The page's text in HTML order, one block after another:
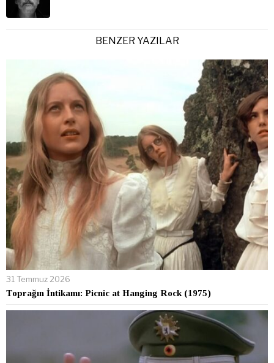
BENZER YAZILAR
31 Temmuz 2026
Toprağın İntikamı: Picnic at Hanging Rock (1975)